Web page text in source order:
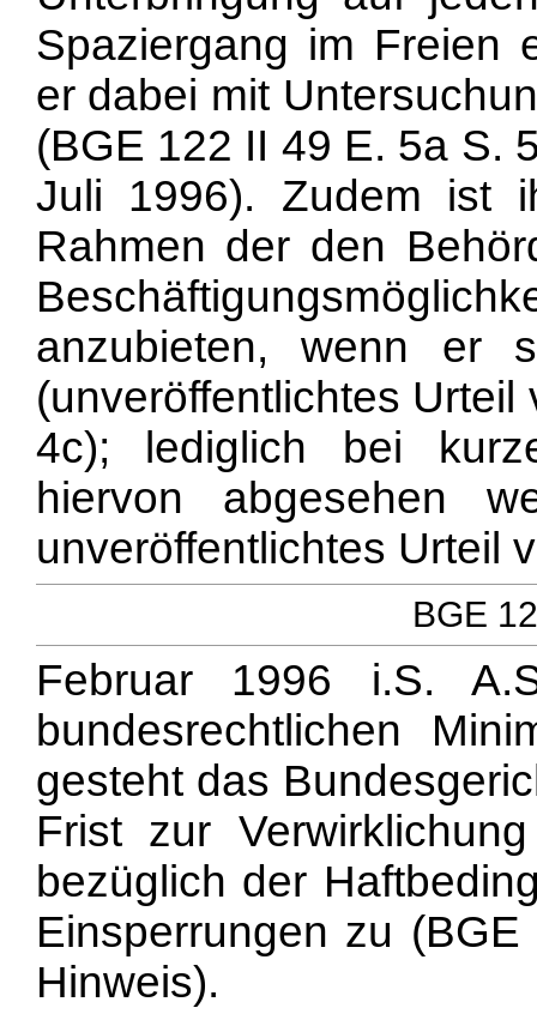
Spaziergang im Freien
er dabei mit
(BGE 122 II 49 E. 5a S.
Juli 1996). Zudem ist
Rahmen der den
anzubieten, wenn er
(unveröffentlichtes
4c); lediglich bei
hiervon abgesehen
unveröffentlichtes Urteil
BGE
Februar 1996 i.S.
bundesrechtlichen
gesteht das
Frist zur
bezüglich der
Einsperrungen zu
Hinweis).